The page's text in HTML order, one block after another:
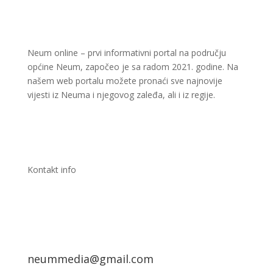
Neum online – prvi informativni portal na području
općine Neum, započeo je sa radom 2021. godine. Na
našem web portalu možete pronaći sve najnovije
vijesti iz Neuma i njegovog zaleđa, ali i iz regije.
Kontakt info
neummedia@gmail.com